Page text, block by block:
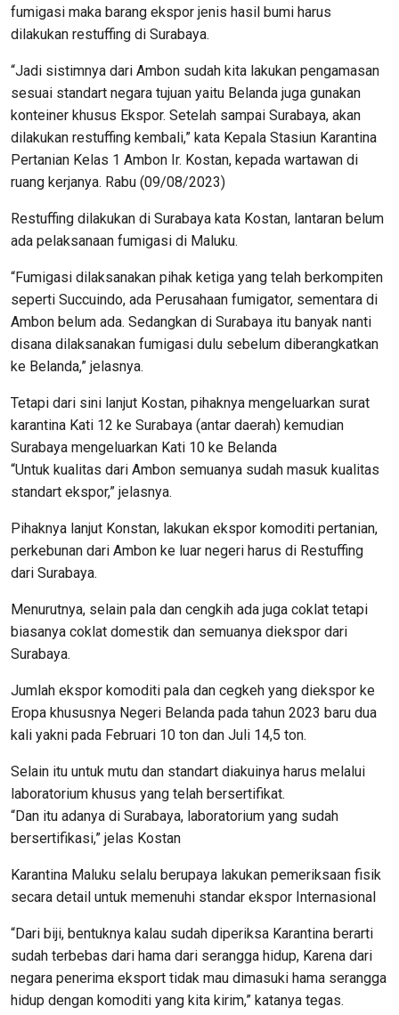
fumigasi maka barang ekspor jenis hasil bumi harus
dilakukan restuffing di Surabaya.
“Jadi sistimnya dari Ambon sudah kita lakukan pengamasan
sesuai standart negara tujuan yaitu Belanda juga gunakan
konteiner khusus Ekspor. Setelah sampai Surabaya, akan
dilakukan restuffing kembali,” kata Kepala Stasiun Karantina
Pertanian Kelas 1 Ambon Ir. Kostan, kepada wartawan di
ruang kerjanya. Rabu (09/08/2023)
Restuffing dilakukan di Surabaya kata Kostan, lantaran belum
ada pelaksanaan fumigasi di Maluku.
“Fumigasi dilaksanakan pihak ketiga yang telah berkompiten
seperti Succuindo, ada Perusahaan fumigator, sementara di
Ambon belum ada. Sedangkan di Surabaya itu banyak nanti
disana dilaksanakan fumigasi dulu sebelum diberangkatkan
ke Belanda,” jelasnya.
Tetapi dari sini lanjut Kostan, pihaknya mengeluarkan surat
karantina Kati 12 ke Surabaya (antar daerah) kemudian
Surabaya mengeluarkan Kati 10 ke Belanda
“Untuk kualitas dari Ambon semuanya sudah masuk kualitas
standart ekspor,” jelasnya.
Pihaknya lanjut Konstan, lakukan ekspor komoditi pertanian,
perkebunan dari Ambon ke luar negeri harus di Restuffing
dari Surabaya.
Menurutnya, selain pala dan cengkih ada juga coklat tetapi
biasanya coklat domestik dan semuanya diekspor dari
Surabaya.
Jumlah ekspor komoditi pala dan cegkeh yang diekspor ke
Eropa khususnya Negeri Belanda pada tahun 2023 baru dua
kali yakni pada Februari 10 ton dan Juli 14,5 ton.
Selain itu untuk mutu dan standart diakuinya harus melalui
laboratorium khusus yang telah bersertifikat.
“Dan itu adanya di Surabaya, laboratorium yang sudah
bersertifikasi,” jelas Kostan
Karantina Maluku selalu berupaya lakukan pemeriksaan fisik
secara detail untuk memenuhi standar ekspor Internasional
“Dari biji, bentuknya kalau sudah diperiksa Karantina berarti
sudah terbebas dari hama dari serangga hidup, Karena dari
negara penerima eksport tidak mau dimasuki hama serangga
hidup dengan komoditi yang kita kirim,” katanya tegas.